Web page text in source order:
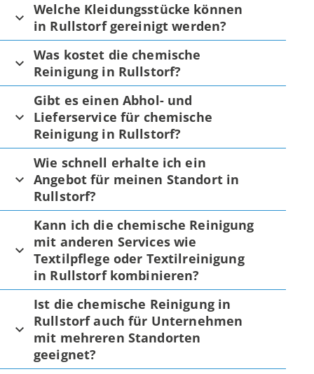
Welche Kleidungsstücke können
in Rullstorf gereinigt werden?
Was kostet die chemische
Reinigung in Rullstorf?
Gibt es einen Abhol- und
Lieferservice für chemische
Reinigung in Rullstorf?
Wie schnell erhalte ich ein
Angebot für meinen Standort in
Rullstorf?
Kann ich die chemische Reinigung
mit anderen Services wie
Textilpflege oder Textilreinigung
in Rullstorf kombinieren?
Ist die chemische Reinigung in
Rullstorf auch für Unternehmen
mit mehreren Standorten
geeignet?